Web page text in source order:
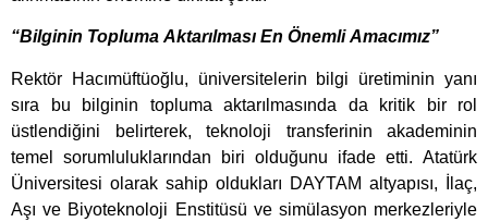
“Bilginin Topluma Aktarılması En Önemli Amacımız”
Rektör Hacımüftüoğlu, üniversitelerin bilgi üretiminin yanı
sıra bu bilginin topluma aktarılmasında da kritik bir rol
üstlendiğini belirterek, teknoloji transferinin akademinin
temel sorumluluklarından biri olduğunu ifade etti. Atatürk
Üniversitesi olarak sahip oldukları DAYTAM altyapısı, İlaç,
Aşı ve Biyoteknoloji Enstitüsü ve simülasyon merkezleriyle